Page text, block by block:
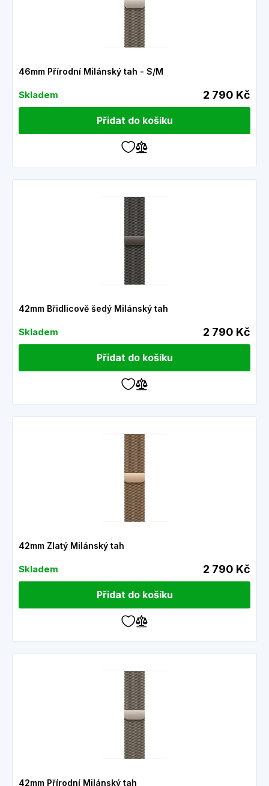
46mm Přírodní Milánský tah - S/M
Skladem 2 790 Kč
Přidat do košíku
42mm Břidlicově šedý Milánský tah
Skladem 2 790 Kč
Přidat do košíku
42mm Zlatý Milánský tah
Skladem 2 790 Kč
Přidat do košíku
42mm Přírodní Milánský tah